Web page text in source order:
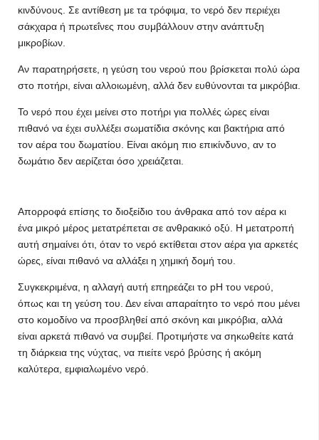
κινδύνους. Σε αντίθεση με τα τρόφιμα, το νερό δεν περιέχει
σάκχαρα ή πρωτεΐνες που συμβάλλουν στην ανάπτυξη
μικροβίων.
Αν παρατηρήσετε, η γεύση του νερού που βρίσκεται πολύ ώρα
στο ποτήρι, είναι αλλοιωμένη, αλλά δεν ευθύνονται τα μικρόβια.
Το νερό που έχει μείνει στο ποτήρι για πολλές ώρες είναι
πιθανό να έχει συλλέξει σωματίδια σκόνης και βακτήρια από
τον αέρα του δωματίου. Είναι ακόμη πιο επικίνδυνο, αν το
δωμάτιο δεν αερίζεται όσο χρειάζεται.
Απορροφά επίσης το διοξείδιο του άνθρακα από τον αέρα κι
ένα μικρό μέρος μετατρέπεται σε ανθρακικό οξύ. Η μετατροπή
αυτή σημαίνει ότι, όταν το νερό εκτίθεται στον αέρα για αρκετές
ώρες, είναι πιθανό να αλλάξει η χημική δομή του.
Συγκεκριμένα, η αλλαγή αυτή επηρεάζει το pH του νερού,
όπως και τη γεύση του. Δεν είναι απαραίτητο το νερό που μένει
στο κομοδίνο να προσβληθεί από σκόνη και μικρόβια, αλλά
είναι αρκετά πιθανό να συμβεί. Προτιμήστε να σηκωθείτε κατά
τη διάρκεια της νύχτας, να πιείτε νερό βρύσης ή ακόμη
καλύτερα, εμφιαλωμένο νερό.